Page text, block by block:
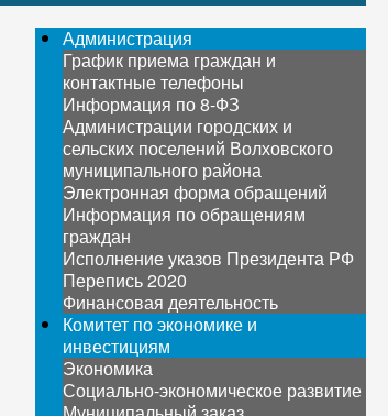
Администрация
График приема граждан и
контактные телефоны
Информация по 8-ФЗ
Администрации городских и
сельских поселений Волховского
муниципального района
Электронная форма обращений
Информация по обращениям
граждан
Исполнение указов Президента РФ
Перепись 2020
Финансовая деятельность
Комитет по экономике и
инвестициям
Экономика
Социально-экономическое развитие